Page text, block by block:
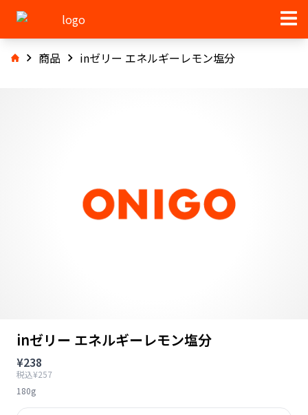
商品 inゼリー エネルギーレモン塩分
inゼリー エネルギーレモン塩分
¥238
税込¥257
180g